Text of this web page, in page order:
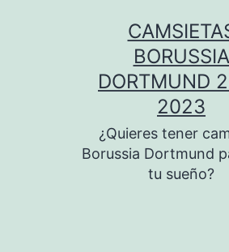
BORUSSIA
DORTMUND
2023
¿Quieres tener
Borussia Dortmund
tu sueño?